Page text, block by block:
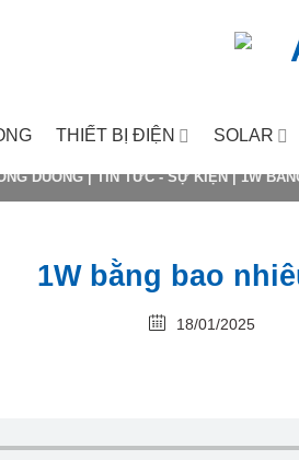
THIẾT BỊ ĐIỆN SOLAR
DUONG|TIN TỨC - SỰ KIỆN|1W
1W bằng bao
18/01/2025